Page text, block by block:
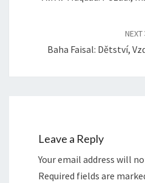
NEXT
Baha Faisal: Dětství,
Leave a Reply
Your email address will
Required fields are